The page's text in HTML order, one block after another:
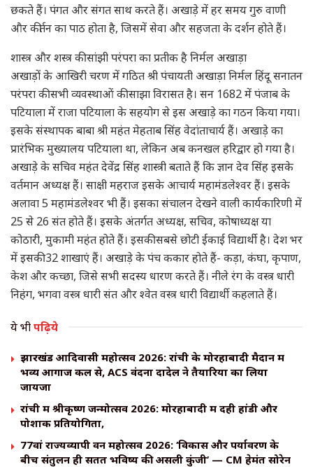
छकते हैं। पंगत और संगत साथ करते हैं। अखाड़े में हर समय गुरु वाणी
और कीर्तन का पाठ होता है, जिसमें सेवा और सहजता के दर्शन होते हैं।
शास्त्र और शस्त्र की सांझी परंपरा का प्रतीक है निर्मल अखाड़ा
अखाड़ों के आखिरी चरण में गठित श्री पंचायती अखाड़ा निर्मल हिंदू सनातन
परंपरा की सभी व्यवस्थाओं की साझा विरासत है। सन 1682 में पंजाब के
पटियाला में राजा पटियाला के सहयोग से इस अखाड़े का गठन किया गया।
इसके संस्थापक बाबा श्री महंत मेहताब सिंह वेदांताचार्य हैं। अखाड़े का
प्रारंभिक मुख्यालय पटियाला था, लेकिन अब कनखल हरिद्वार हो गया है।
अखाड़े के सचिव महंत देवेंद्र सिंह शास्त्री बताते हैं कि ज्ञान देव सिंह इसके
वर्तमान अध्यक्ष हैं। साक्षी महराज इसके आचार्य महामंडलेश्वर हैं। इसके
अलावा 5 महामंडलेश्वर भी हैं। इसका संचालन देखने वाली कार्यकारिणी में
25 से 26 संत होते हैं। इसके अंतर्गत अध्यक्ष, सचिव, कोषाध्यक्ष या
कोठारी, मुकामी महंत होते हैं। इसकी सबसे छोटी ईकाई विद्यार्थी है। देश भर
में इसकी 32 शाखाएं हैं। अखाड़े के पंच ककार होते हैं- कड़ा, कंघा, कृपाण,
केश और कच्छा, जिसे सभी सदस्य धारण करते हैं। नीले रंग के वस्त्र धारी
निहंग, भगवा वस्त्र धारी संत और श्वेत वस्त्र धारी विद्यार्थी कहलाते हैं।
ये भीपढ़िये
झारखंड आदिवासी महोत्सव 2026: रांची के मोरहाबादी मैदान में
भव्य आगाज कल से, ACS वंदना दादेल ने तैयारियों का लिया
जायजा
रांची में श्रीकृष्ण जन्मोत्सव 2026: मोरहाबादी में दही हांडी और
पोशाक प्रतियोगिता,
77वां राज्यव्यापी वन महोत्सव 2026: ‘विकास और पर्यावरण के
बीच संतुलन ही सतत भविष्य की असली कुंजी’ — CM हेमंत सोरेन